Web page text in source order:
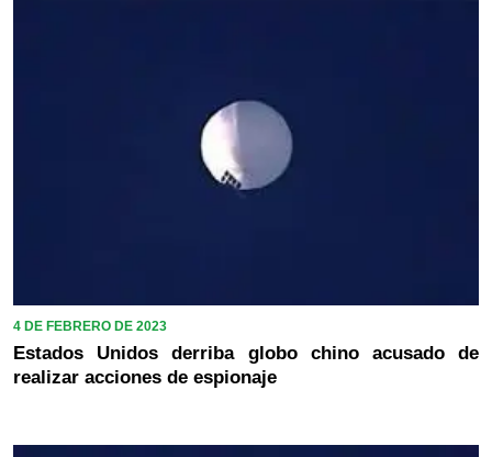
4 DE FEBRERO DE 2023
Estados Unidos derriba globo chino acusado de
realizar acciones de espionaje